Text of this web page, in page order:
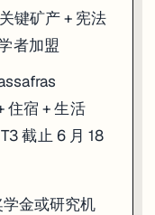
键矿产 + 宪法
者加盟
住宿 + 生活
截止 6 月 18
金或研究机